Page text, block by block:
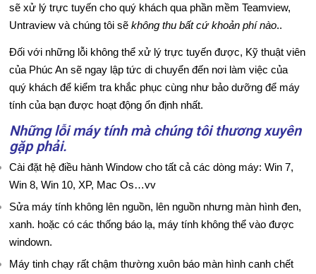
H
A
M
Á
Y
N
S
Ử
sẽ xử lý trực tuyến cho quý khách qua phần mềm Teamview,
Untraview và chúng tôi sẽkhông thu bất cứ khoản phí nào..
Đối với những lỗi không thể xử lý trực tuyến được, Kỹ thuật viên
của Phúc An sẽ ngay lập tức di chuyển đến nơi làm việc của
quý khách để kiểm tra khắc phục cùng như bảo dưỡng để máy
tính của bạn được hoạt động ổn định nhất.
Những lỗi máy tính mà chúng tôi thương xuyên
gặp phải.
Cài đặt hệ điều hành Window cho tất cả các dòng máy: Win 7,
Win 8, Win 10, XP, Mac Os…vv
Sửa máy tính không lên nguồn, lên nguồn nhưng màn hình đen,
xanh. hoặc có các thống báo lạ, máy tính không thể vào được
windown.
Máy tinh chạy rất chậm thường xuôn báo màn hình canh chết